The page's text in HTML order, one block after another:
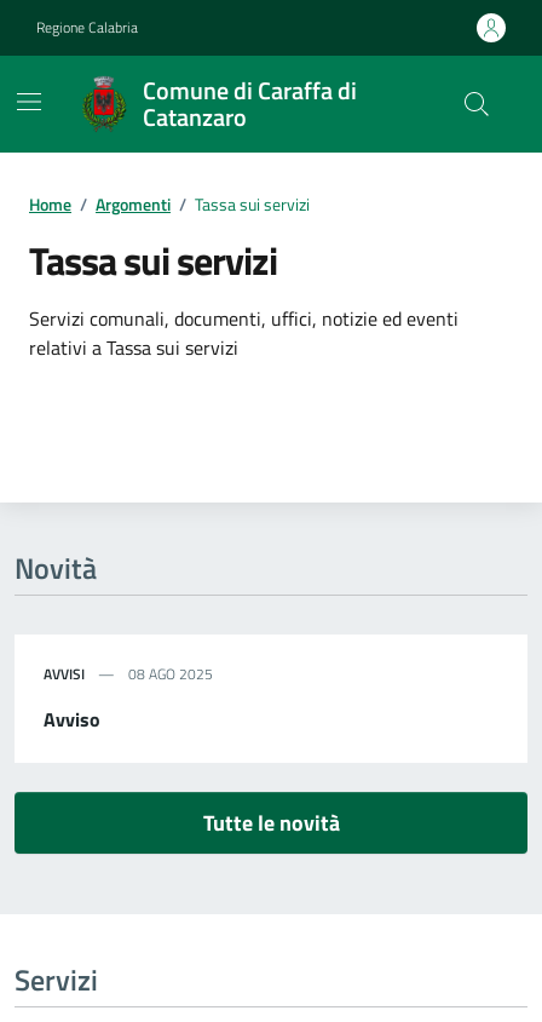
Regione Calabria
Comune di Caraffa di
Catanzaro
Home / Argomenti / Tassa sui servizi
Tassa sui servizi
Dettagli dell'argomento
Servizi comunali, documenti, uffici, notizie ed eventi
relativi a Tassa sui servizi
Novità
AVVISI 08 AGO 2025
Avviso
Tutte le novità
Servizi